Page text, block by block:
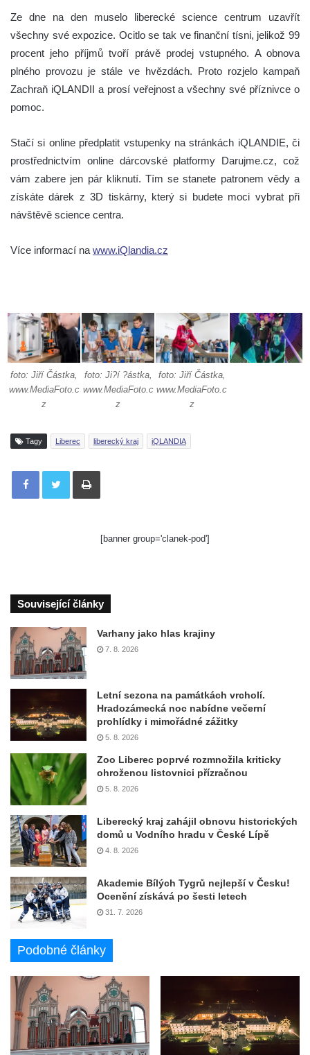
Ze dne na den muselo liberecké science centrum uzavřít
všechny své expozice. Ocitlo se tak ve finanční tísni, jelikož 99
procent jeho příjmů tvoří právě prodej vstupného. A obnova
plného provozu je stále ve hvězdách. Proto rozjelo kampaň
Zachraň iQLANDII a prosí veřejnost a všechny své příznivce o
pomoc.
Stačí si online předplatit vstupenky na stránkách iQLANDIE, či
prostřednictvím online dárcovské platformy Darujme.cz, což
vám zabere jen pár kliknutí. Tím se stanete patronem vědy a
získáte dárek z 3D tiskárny, který si budete moci vybrat při
návštěvě science centra.
Více informací na www.iQlandia.cz
foto: Jiří Částka,
www.MediaFoto.c
z
foto: Ji?í ?ástka,
www.MediaFoto.c
z
foto: Jiří Částka,
www.MediaFoto.c
z
Tagy Liberec liberecký kraj iQLANDIA
Tisknout
[banner group='clanek-pod']
Související články
Varhany jako hlas krajiny
7. 8. 2026
Letní sezona na památkách vrcholí.
Hradozámecká noc nabídne večerní
prohlídky i mimořádné zážitky
5. 8. 2026
Zoo Liberec poprvé rozmnožila kriticky
ohroženou listovnici přízračnou
5. 8. 2026
Liberecký kraj zahájil obnovu historických
domů u Vodního hradu v České Lípě
4. 8. 2026
Akademie Bílých Tygrů nejlepší v Česku!
Ocenění získává po šesti letech
31. 7. 2026
Podobné články